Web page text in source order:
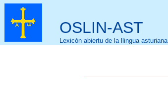
OSLIN-AST
Lexicón abiertu de la llingua asturiana